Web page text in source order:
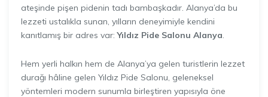
ateşinde pişen pidenin tadı bambaşkadır. Alanya’da bu
lezzeti ustalıkla sunan, yılların deneyimiyle kendini
kanıtlamış bir adres var:Yıldız Pide Salonu Alanya
Hem yerli halkın hem de Alanya’ya gelen turistlerin lezzet
durağı hâline gelen Yıldız Pide Salonu, geleneksel
yöntemleri modern sunumla birleştiren yapısıyla öne